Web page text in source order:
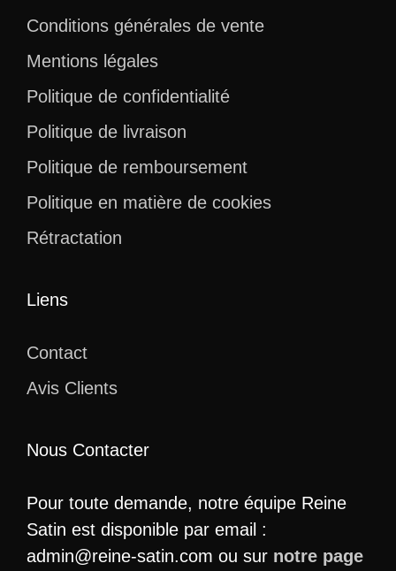
Conditions générales de vente
Mentions légales
Politique de confidentialité
Politique de livraison
Politique de remboursement
Politique en matière de cookies
Rétractation
Liens
Contact
Avis Clients
Nous Contacter
Pour toute demande, notre équipe Reine
Satin est disponible par email :
admin@reine-satin.com ou sur notre page